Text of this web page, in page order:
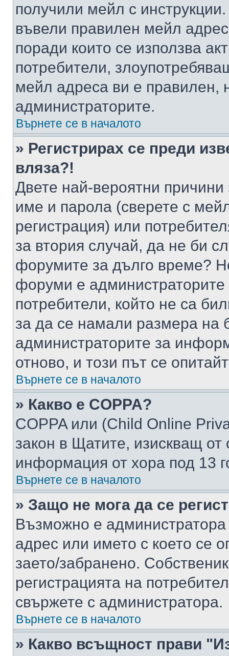
получили мейл с
въвели правилен мейл
поради които се използва
потребители,
мейл адреса ви е правилен,
администраторите.
Върнете се в началото
» Регистрирах се преди
вляза?!
Двете най-вероятни
име и парола (сверете с
регистрация) или
за втория случай, да не би
форумите за дълго време?
форуми е администраторите
потребители, който не са
за да се намали размера на
администраторите за
отново, и този път се
Върнете се в началото
» Какво е COPPA?
COPPA или (Child Online
закон в Щатите, изискващ от
информация от хора под 13
Върнете се в началото
» Защо не мога да се
Възможно е
адрес или името с което се
заето/забранено.
регистрацията на
свържете с администратора.
Върнете се в началото
» Какво всъщност прави